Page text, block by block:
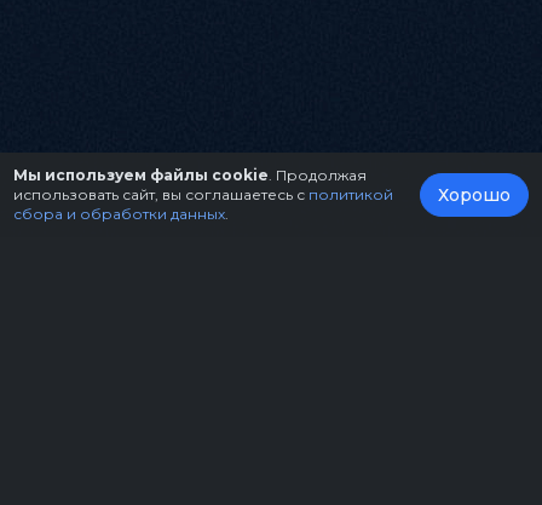
Мы используем файлы cookie . Продолжая
использовать сайт, вы соглашаетесь с политикой
сбора и обработки данных
Хорошо